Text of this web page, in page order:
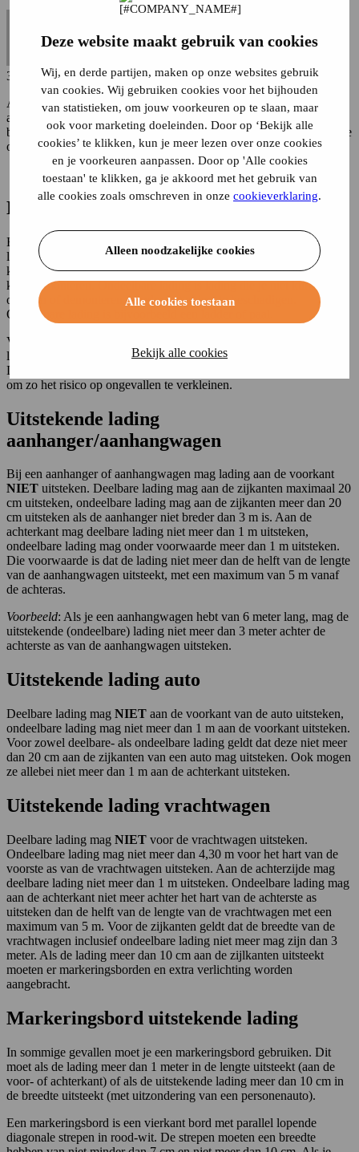
Deze website maakt gebruik van cookies
Wij, en derde partijen, maken op onze websites gebruik
van cookies. Wij gebruiken cookies voor het bijhouden
van statistieken, om jouw voorkeuren op te slaan, maar
ook voor marketing doeleinden. Door op ‘Bekijk alle
cookies’ te klikken, kun je meer lezen over onze cookies
en je voorkeuren aanpassen. Door op 'Alle cookies
toestaan' te klikken, ga je akkoord met het gebruik van
alle cookies zoals omschreven in onze cookieverklaring.
Alleen noodzakelijke cookies
Alle cookies toestaan
Bekijk alle cookies
3 min leestijd
Als je een groot object vervoert, dat groter is dan jouw auto,
aanhangwagen of vrachtwagen en dus uitsteekt, gelden daar
bepaalde regels voor. Wij hebben de regels per voertuig even voor je
op een rijtje gezet.
Autoverzekering afsluiten? Bereken jouw premie!
Deelbare lading of ondeelbare lading?
Er wordt onderscheid gemaakt tussen deelbare lading en ondeelbare
lading. Deelbare lading betekent dat je de lading kunt opdelen in
kleinere delen. Hierbij kun je denken aan een pakket of object dat je
kunt demonteren. Ondeelbare lading is lading die je niet kunt
opdelen of demonteren, zonder het object te beschadigen.
Ondeelbare lading is bijvoorbeeld een ladder of paal.
Voor deelbare lading gelden strengere eisen dan voor ondeelbare
lading. Dit is omdat je de lading gemakkelijk kleiner kunt maken.
Daarom wordt van je verwacht dat je dit ook daadwerkelijk doet,
om zo het risico op ongevallen te verkleinen.
Uitstekende lading
aanhanger/aanhangwagen
Bij een aanhanger of aanhangwagen mag lading aan de voorkant
NIET uitsteken. Deelbare lading mag aan de zijkanten maximaal 20
cm uitsteken, ondeelbare lading mag aan de zijkanten meer dan 20
cm uitsteken als de aanhanger niet breder dan 3 m is. Aan de
achterkant mag deelbare lading niet meer dan 1 m uitsteken,
ondeelbare lading mag onder voorwaarde meer dan 1 m uitsteken.
Die voorwaarde is dat de lading niet meer dan de helft van de lengte
van de aanhangwagen uitsteekt, met een maximum van 5 m vanaf
de achteras.
Voorbeeld: Als je een aanhangwagen hebt van 6 meter lang, mag de
uitstekende (ondeelbare) lading niet meer dan 3 meter achter de
achterste as van de aanhangwagen uitsteken.
Uitstekende lading auto
Deelbare lading mag NIET aan de voorkant van de auto uitsteken,
ondeelbare lading mag niet meer dan 1 m aan de voorkant uitsteken.
Voor zowel deelbare- als ondeelbare lading geldt dat deze niet meer
dan 20 cm aan de zijkanten van een auto mag uitsteken. Ook mogen
ze allebei niet meer dan 1 m aan de achterkant uitsteken.
Uitstekende lading vrachtwagen
Deelbare lading mag NIET voor de vrachtwagen uitsteken.
Ondeelbare lading mag niet meer dan 4,30 m voor het hart van de
voorste as van de vrachtwagen uitsteken. Aan de achterzijde mag
deelbare lading niet meer dan 1 m uitsteken. Ondeelbare lading mag
aan de achterkant niet meer achter het hart van de achterste as
uitsteken dan de helft van de lengte van de vrachtwagen met een
maximum van 5 m. Voor de zijkanten geldt dat de breedte van de
vrachtwagen inclusief ondeelbare lading niet meer mag zijn dan 3
meter. Als de lading meer dan 10 cm aan de zijlkanten uitsteekt
moeten er markeringsborden en extra verlichting worden
aangebracht.
Markeringsbord uitstekende lading
In sommige gevallen moet je een markeringsbord gebruiken. Dit
moet als de lading meer dan 1 meter in de lengte uitsteekt (aan de
voor- of achterkant) of als de uitstekende lading meer dan 10 cm in
de breedte uitsteekt (met uitzondering van een personenauto).
Een markeringsbord is een vierkant bord met parallel lopende
diagonale strepen in rood-wit. De strepen moeten een breedte